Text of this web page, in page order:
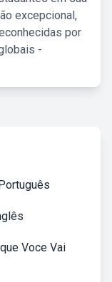
excepcional,
por
-
Voce Vai